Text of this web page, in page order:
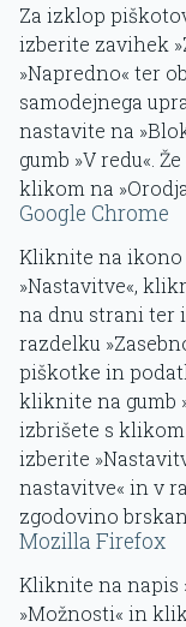
Za izklop
izberite zavihek
»Napredno« ter
samodejnega
nastavite na
gumb »V redu«.
klikom na
Google Chrome
Kliknite na ikono
»Nastavitve«,
na dnu strani ter
razdelku
piškotke in
kliknite na gumb
izbrišete s
izberite
nastavitve« in v
zgodovino
Mozilla Firefox
Kliknite na napis
»Možnosti« in